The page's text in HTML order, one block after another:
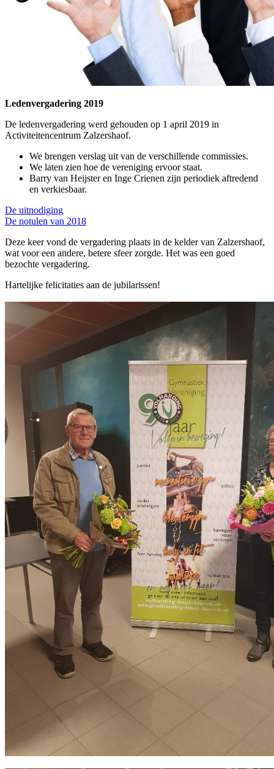
Ledenvergadering 2019
De ledenvergadering werd gehouden op 1 april 2019 in
Activiteitencentrum Zalzershaof.
We brengen verslag uit van de verschillende commissies.
We laten zien hoe de vereniging ervoor staat.
Barry van Heijster en Inge Crienen zijn periodiek aftredend
en verkiesbaar.
De uitnodiging
De notulen van 2018
Deze keer vond de vergadering plaats in de kelder van Zalzershaof,
wat voor een andere, betere sfeer zorgde. Het was een goed
bezochte vergadering.
Hartelijke felicitaties aan de jubilarissen!